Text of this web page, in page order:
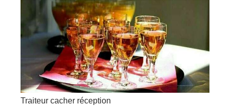
Traiteur cacher réception